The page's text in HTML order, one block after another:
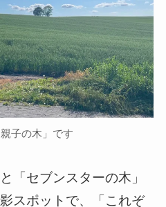
子の木」です
「セブンスターの木」
スポットで、「これぞ